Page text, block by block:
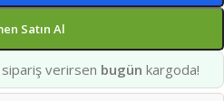
Satın Al
verirsen bugün kargoda!